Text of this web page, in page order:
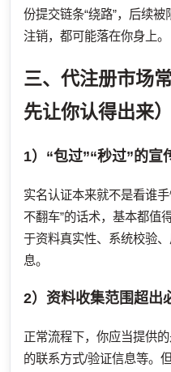
份提交链条“绕路”，后续
注销，都可能落在你身上。
三、代注册市场
先让你认得出来）
1）“包过”“秒过”的宣
实名认证本来就不是看谁
不翻车”的话术，基本都值
于资料真实性、系统校验
息。
2）资料收集范围超出
正常流程下，你应当提供
的联系方式/验证信息等。